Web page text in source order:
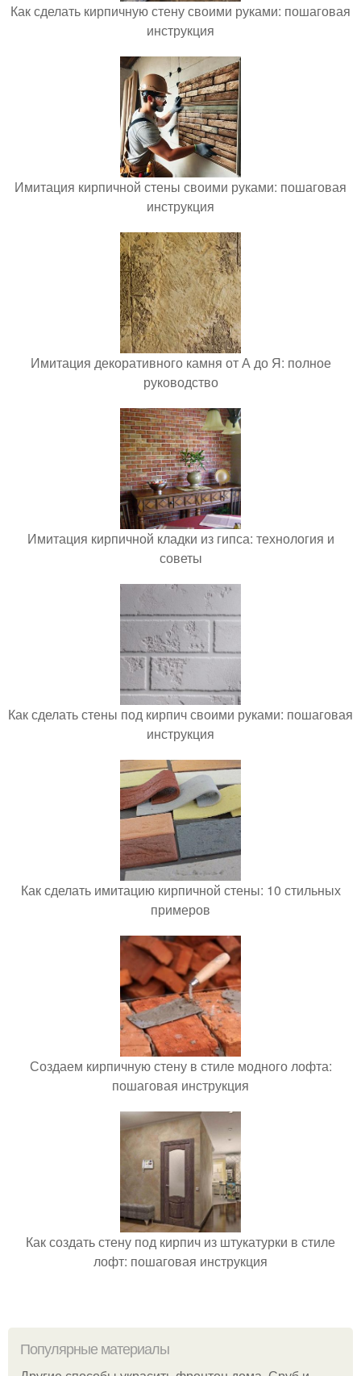
Как сделать кирпичную стену своими руками: пошаговая
инструкция
Имитация кирпичной стены своими руками: пошаговая
инструкция
Имитация декоративного камня от А до Я: полное
руководство
Имитация кирпичной кладки из гипса: технология и
советы
Как сделать стены под кирпич своими руками: пошаговая
инструкция
Как сделать имитацию кирпичной стены: 10 стильных
примеров
Создаем кирпичную стену в стиле модного лофта:
пошаговая инструкция
Как создать стену под кирпич из штукатурки в стиле
лофт: пошаговая инструкция
Популярные материалы